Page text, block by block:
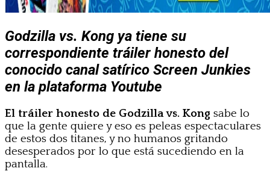
Godzilla vs. Kong ya tiene su
correspondiente tráiler honesto del
conocido canal satírico Screen Junkies
en la plataforma Youtube
El tráiler honesto de Godzilla vs. Kong sabe lo
que la gente quiere y eso es peleas espectaculares
de estos dos titanes, y no humanos gritando
desesperados por lo que está sucediendo en la
pantalla.